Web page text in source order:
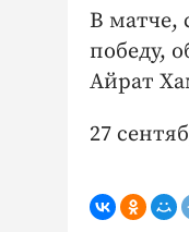
В матче,
победу,
Айрат
27